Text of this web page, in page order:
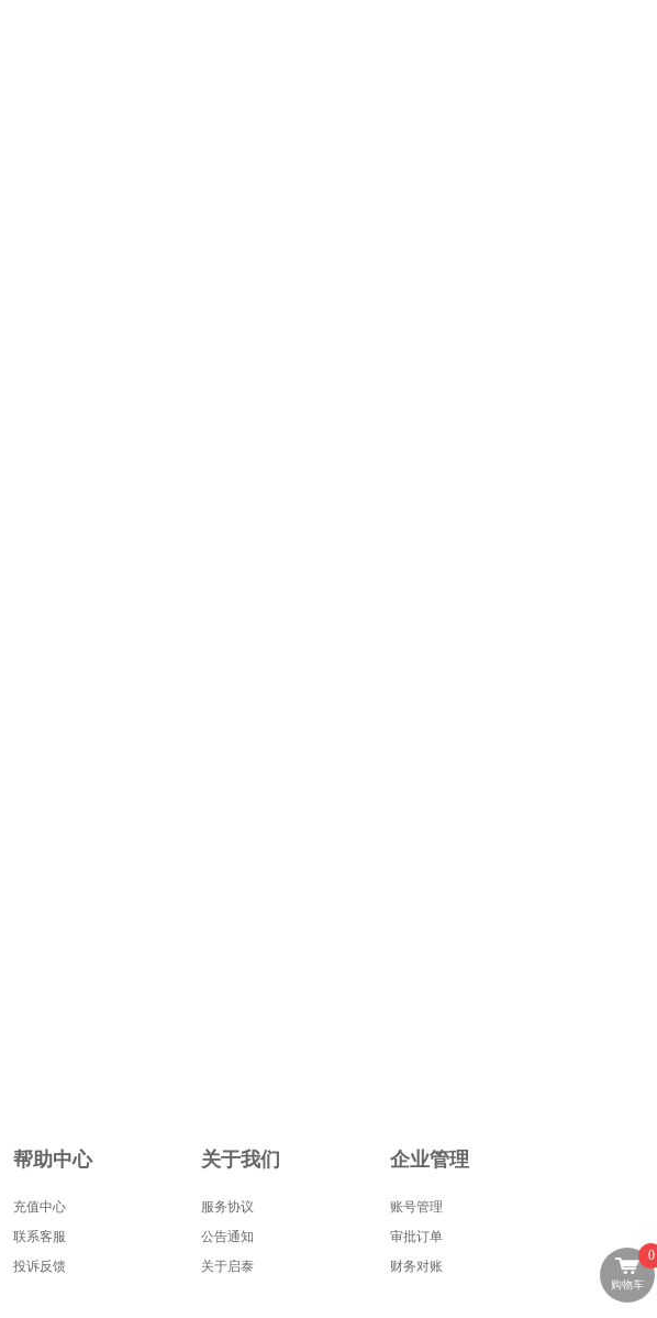
购物车
0
帮助中心
充值中心
联系客服
投诉反馈
关于我们
服务协议
公告通知
关于启泰
企业管理
账号管理
审批订单
财务对账